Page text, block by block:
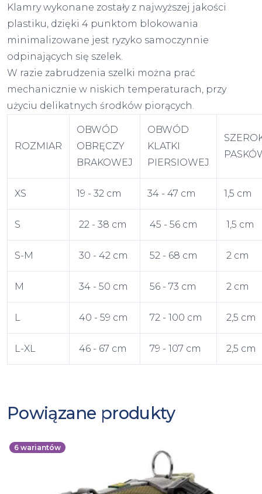
Klamry wykonane zostały z najwyższej jakości
plastiku, dzięki 4 punktom blokowania
minimalizowane jest ryzyko samoczynnie
odpinających się szelek.
W razie zabrudzenia szelki można prać
mechanicznie w niskich temperaturach, przy
użyciu delikatnych środków piorących.
ROZMIAR
OBWÓD
OBRĘCZY
BRAKOWEJ
OBWÓD
KLATKI
PIERSIOWEJ
XS 19 - 32 cm 34 - 47 cm 1,5 cm
S 22 - 38 cm 45 - 56 cm 1,5 cm
S-M 30 - 42 cm 52 - 68 cm 2 cm
M 34 - 50 cm 56 - 73 cm 2 cm
L 40 - 59 cm 72 - 100 cm 2,5 cm
L-XL 46 - 67 cm 79 - 107 cm 2,5 cm
Powiązane produkty
6 wariantów